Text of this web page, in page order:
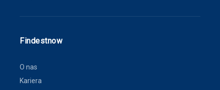
Findestnow
O nas
Kariera